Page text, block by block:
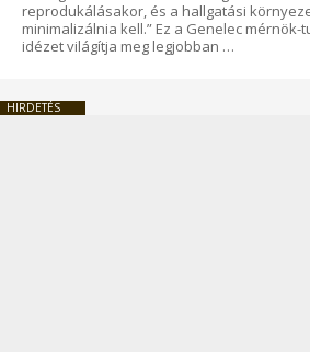
reprodukálásakor, és a hallgatási
minimalizálnia kell.” Ez a Genelec
idézet világítja meg legjobban …
HIRDETÉS